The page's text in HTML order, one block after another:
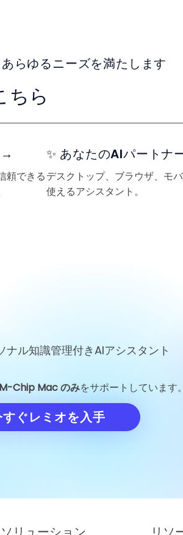
らゆるニーズを満たします
ちら
→
頼できる
✨ あなたのAIパートナ
デスクトップ、ブラウザ、モ
使えるアシスタント。
ナル知識管理付きAIアシスタント
M-Chip Mac のみをサポートしています。
ぐレミオを入手